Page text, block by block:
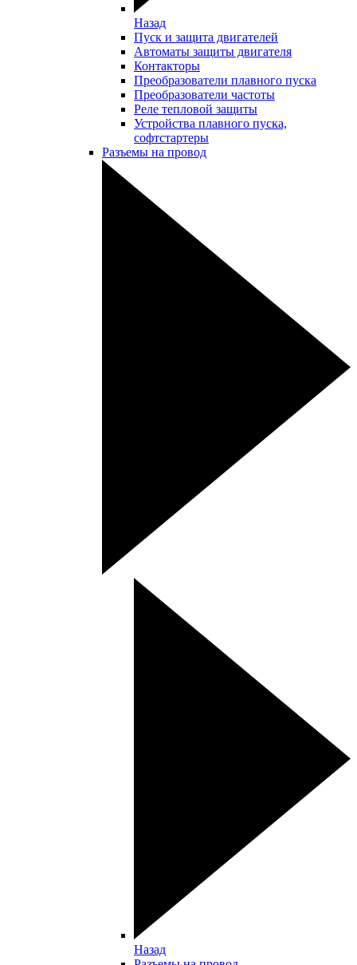
Назад
Пуск и защита двигателей
Автоматы защиты двигателя
Контакторы
Преобразователи плавного пуска
Преобразователи частоты
Реле тепловой защиты
Устройства плавного пуска,
софтстартеры
Разъемы на провод
Назад